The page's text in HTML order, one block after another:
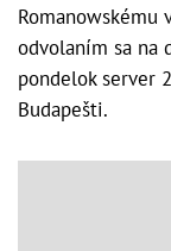
Romanowskému
odvolaním sa na
pondelok server
Budapešti.